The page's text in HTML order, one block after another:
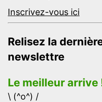
Inscrivez-vous ici
Relisez la
newslettre
Le meilleur arrive
\ (^o^) /